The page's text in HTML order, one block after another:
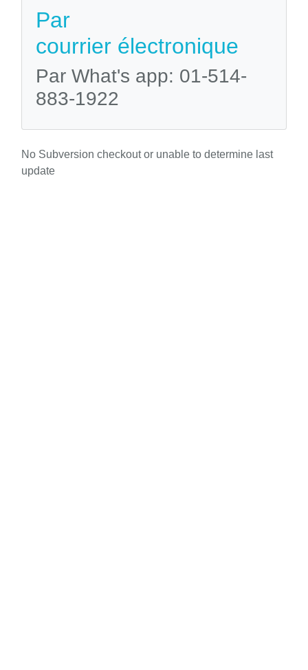
Par
courrier électronique
Par What's app: 01-514-
883-1922
No Subversion checkout or unable to determine last
update